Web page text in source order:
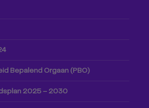
Bepalend Orgaan (PBO)
2025 – 2030